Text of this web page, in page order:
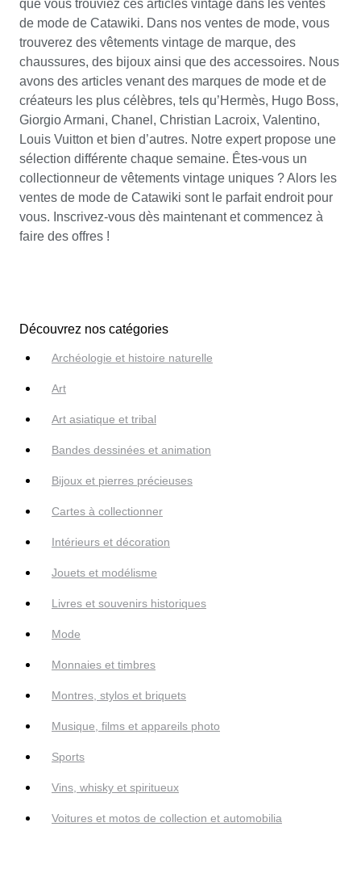
que vous trouviez ces articles vintage dans les ventes
de mode de Catawiki. Dans nos ventes de mode, vous
trouverez des vêtements vintage de marque, des
chaussures, des bijoux ainsi que des accessoires. Nous
avons des articles venant des marques de mode et de
créateurs les plus célèbres, tels qu’Hermès, Hugo Boss,
Giorgio Armani, Chanel, Christian Lacroix, Valentino,
Louis Vuitton et bien d’autres. Notre expert propose une
sélection différente chaque semaine. Êtes-vous un
collectionneur de vêtements vintage uniques ? Alors les
ventes de mode de Catawiki sont le parfait endroit pour
vous. Inscrivez-vous dès maintenant et commencez à
faire des offres !
Découvrez nos catégories
Archéologie et histoire naturelle
Art
Art asiatique et tribal
Bandes dessinées et animation
Bijoux et pierres précieuses
Cartes à collectionner
Intérieurs et décoration
Jouets et modélisme
Livres et souvenirs historiques
Mode
Monnaies et timbres
Montres, stylos et briquets
Musique, films et appareils photo
Sports
Vins, whisky et spiritueux
Voitures et motos de collection et automobilia